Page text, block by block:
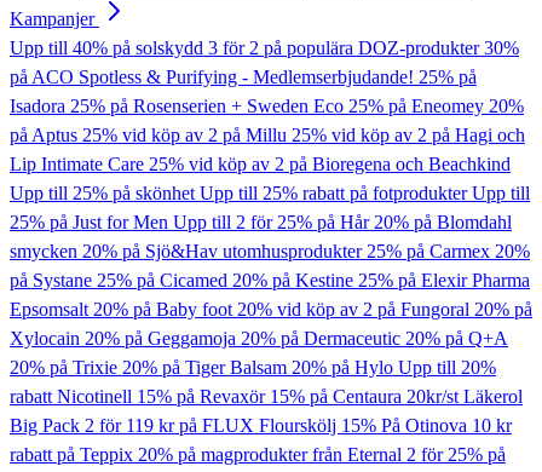
Kampanjer
Upp till 40% på solskydd 3 för 2 på populära DOZ-produkter30%
på ACO Spotless & Purifying - Medlemserbjudande! 25% på
Isadora 25% på Rosenserien + Sweden Eco 25% på Eneomey 20%
på Aptus 25% vid köp av 2 på Millu 25% vid köp av 2 på Hagi och
Lip Intimate Care 25% vid köp av 2 på Bioregena och Beachkind
Upp till 25% på skönhetUpp till 25% rabatt på fotprodukterUpp till
25% på Just for Men Upp till 2 för 25% på Hår20% på Blomdahl
smycken 20% på Sjö&Hav utomhusprodukter25% på Carmex 20%
på Systane 25% på Cicamed 20% på Kestine 25% på Elexir Pharma
Epsomsalt20% på Baby foot20% vid köp av 2 på Fungoral 20% på
Xylocain 20% på Geggamoja 20% på Dermaceutic 20% på Q+A
20% på Trixie 20% på Tiger Balsam 20% på Hylo Upp till 20%
rabatt Nicotinell 15% på Revaxör 15% på Centaura 20kr/st Läkerol
Big Pack 2 för 119 kr på FLUX Flourskölj 15% På Otinova 10 kr
rabatt på Teppix 20% på magprodukter från Eternal 2 för 25% på